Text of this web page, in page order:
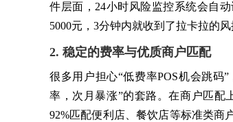
件层面，24小时风险监控系统会自
5000元，3分钟内就收到了拉卡拉的
2. 稳定的费率与优质商户匹配
很多用户担心“低费率POS机会跳码
率，次月暴涨”的套路。在商户匹配
92%匹配便利店、餐饮店等标准类商